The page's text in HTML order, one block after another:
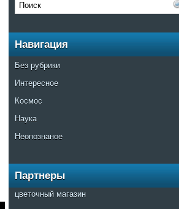
Навигация
Без рубрики
Интересное
Космос
Наука
Неопознаное
Партнеры
цветочный магазин